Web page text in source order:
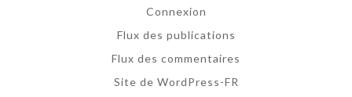
Connexion
Flux des publications
Flux des commentaires
Site de WordPress-FR